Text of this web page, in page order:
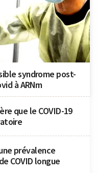
syndrome post-
à ARNm
que le COVID-19
prévalence
COVID longue